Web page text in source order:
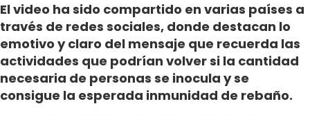
El video ha sido compartido en varias países a
través de redes sociales, donde destacan lo
emotivo y claro del mensaje que recuerda las
actividades que podrían volver si la cantidad
necesaria de personas se inocula y se
consigue la esperada inmunidad de rebaño.